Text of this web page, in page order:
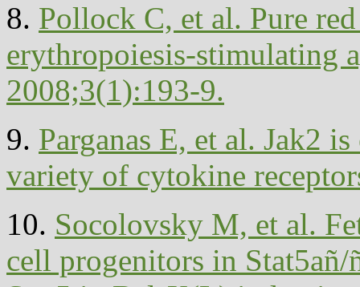
8. Pollock C, et al. Pure
erythropoiesis-stimulating
2008;3(1):193-9.
9. Parganas E, et al. Jak2
variety of cytokine
10. Socolovsky M, et al.
cell progenitors in